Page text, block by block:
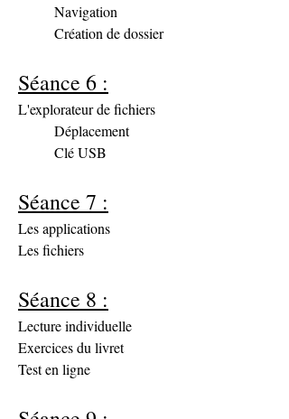
	Navigation
	Création de dossier
Séance 6 :
L'explorateur de fichiers
	Déplacement
	Clé USB
Séance 7 :
Les applications
Les fichiers
Séance 8 :
Lecture individuelle
Exercices du livret
Test en ligne